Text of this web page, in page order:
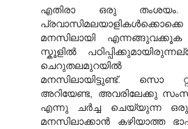
എതിരാ ഒരു തംശയം.
മനസിലായി
സ്കൂളില്‍
ചെറുതലമുറയില്‍
മനസിലായിട്ടുണ്ട്. സൊ
അറിയേണ്ട, അവരിലേക്കു
എന്നു ചര്‍ച്ച ചെയ്യുന്ന
മനസിലാക്കാന്‍ കഴിയാത്ത